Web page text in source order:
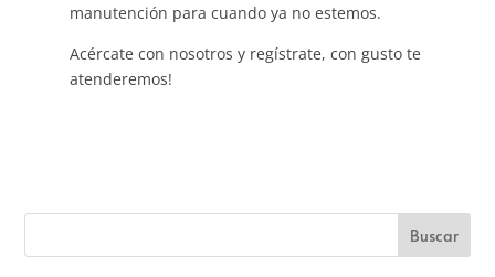
manutención para cuando ya no estemos.
Acércate con nosotros y regístrate, con gusto te
atenderemos!